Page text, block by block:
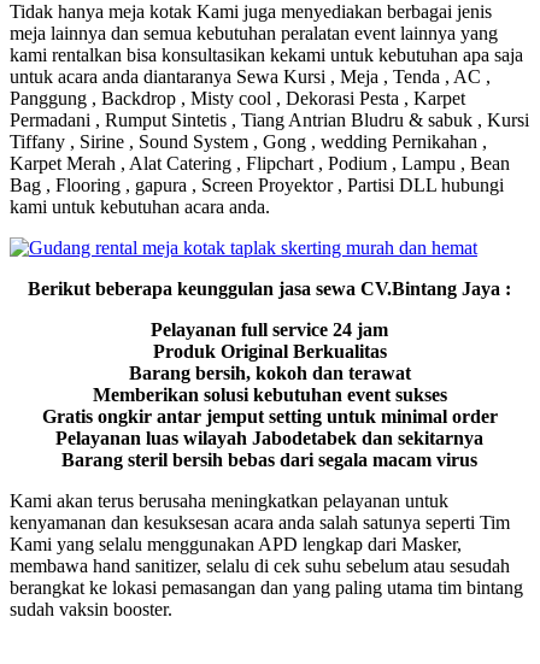
Tidak hanya meja kotak Kami juga menyediakan berbagai jenis
meja lainnya dan semua kebutuhan peralatan event lainnya yang
kami rentalkan bisa konsultasikan kekami untuk kebutuhan apa saja
untuk acara anda diantaranya Sewa Kursi , Meja , Tenda , AC ,
Panggung , Backdrop , Misty cool , Dekorasi Pesta , Karpet
Permadani , Rumput Sintetis , Tiang Antrian Bludru & sabuk , Kursi
Tiffany , Sirine , Sound System , Gong , wedding Pernikahan ,
Karpet Merah , Alat Catering , Flipchart , Podium , Lampu , Bean
Bag , Flooring , gapura , Screen Proyektor , Partisi DLL hubungi
kami untuk kebutuhan acara anda.
Berikut beberapa keunggulan jasa sewa CV.Bintang Jaya :
Pelayanan full service 24 jam
Produk Original Berkualitas
Barang bersih, kokoh dan terawat
Memberikan solusi kebutuhan event sukses
Gratis ongkir antar jemput setting untuk minimal order
Pelayanan luas wilayah Jabodetabek dan sekitarnya
Barang steril bersih bebas dari segala macam virus
Kami akan terus berusaha meningkatkan pelayanan untuk
kenyamanan dan kesuksesan acara anda salah satunya seperti Tim
Kami yang selalu menggunakan APD lengkap dari Masker,
membawa hand sanitizer, selalu di cek suhu sebelum atau sesudah
berangkat ke lokasi pemasangan dan yang paling utama tim bintang
sudah vaksin booster.